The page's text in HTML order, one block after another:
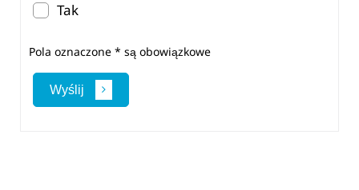
Tak
Pola oznaczone * są obowiązkowe
Wyślij